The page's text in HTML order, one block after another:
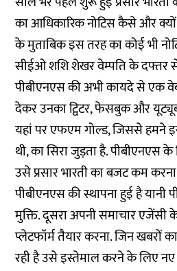
का आधिकारिक नोटिस कैसे और क्यों
के मुताबिक इस तरह का कोई भी
सीईओ शशि शेखर वेम्पति के दफ्तर से
पीबीएनएस की अभी कायदे से एक
देकर उनका ट्विटर, फेसबुक और
यहां पर एफएम गोल्ड, जिससे हमने
थी, का सिरा जुड़ता है. पीबीएनएस
उसे प्रसार भारती का बजट कम
पीबीएनएस की स्थापना हुई है
मुक्ति. दूसरा अपनी समाचार एजेंसी
प्लेटफॉर्म तैयार करना. जिन खबरों
रही है उसे इस्तेमाल करने के लिए